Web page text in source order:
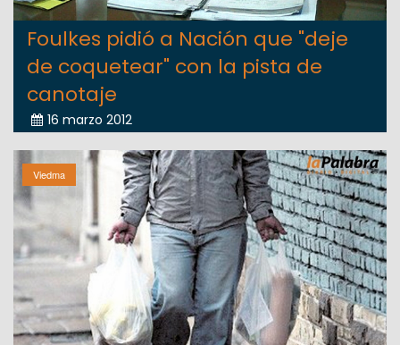
Foulkes pidió a Nación que "deje
de coquetear" con la pista de
canotaje
16 marzo 2012
Viedma